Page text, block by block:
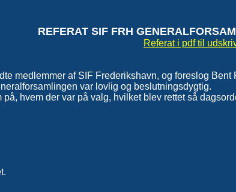
REFERAT SIF FRH
Referat i pdf til
medlemmer af SIF Frederikshavn, og foreslog Bent
var lovlig og beslutningsdygtig.
hvem der var på valg, hvilket blev rettet så